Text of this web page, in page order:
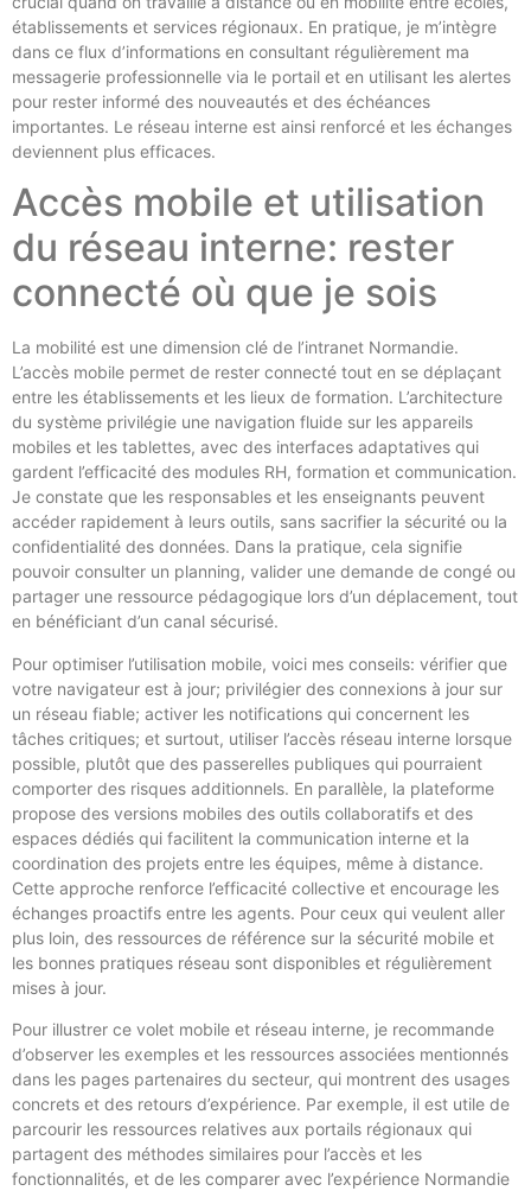
établissements et services régionaux. En pratique, je m’intègre
dans ce flux d’informations en consultant régulièrement ma
messagerie professionnelle via le portail et en utilisant les alertes
pour rester informé des nouveautés et des échéances
importantes. Le réseau interne est ainsi renforcé et les échanges
deviennent plus efficaces.
Accès mobile et utilisation
du réseau interne: rester
connecté où que je sois
La mobilité est une dimension clé de l’intranet Normandie.
L’accès mobile permet de rester connecté tout en se déplaçant
entre les établissements et les lieux de formation. L’architecture
du système privilégie une navigation fluide sur les appareils
mobiles et les tablettes, avec des interfaces adaptatives qui
gardent l’efficacité des modules RH, formation et communication.
Je constate que les responsables et les enseignants peuvent
accéder rapidement à leurs outils, sans sacrifier la sécurité ou la
confidentialité des données. Dans la pratique, cela signifie
pouvoir consulter un planning, valider une demande de congé ou
partager une ressource pédagogique lors d’un déplacement, tout
en bénéficiant d’un canal sécurisé.
Pour optimiser l’utilisation mobile, voici mes conseils: vérifier que
votre navigateur est à jour; privilégier des connexions à jour sur
un réseau fiable; activer les notifications qui concernent les
tâches critiques; et surtout, utiliser l’accès réseau interne lorsque
possible, plutôt que des passerelles publiques qui pourraient
comporter des risques additionnels. En parallèle, la plateforme
propose des versions mobiles des outils collaboratifs et des
espaces dédiés qui facilitent la communication interne et la
coordination des projets entre les équipes, même à distance.
Cette approche renforce l’efficacité collective et encourage les
échanges proactifs entre les agents. Pour ceux qui veulent aller
plus loin, des ressources de référence sur la sécurité mobile et
les bonnes pratiques réseau sont disponibles et régulièrement
mises à jour.
Pour illustrer ce volet mobile et réseau interne, je recommande
d’observer les exemples et les ressources associées mentionnés
dans les pages partenaires du secteur, qui montrent des usages
concrets et des retours d’expérience. Par exemple, il est utile de
parcourir les ressources relatives aux portails régionaux qui
partagent des méthodes similaires pour l’accès et les
fonctionnalités, et de les comparer avec l’expérience Normandie